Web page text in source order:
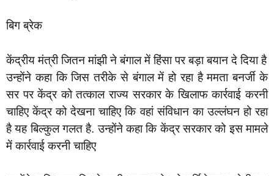
बिग ब्रेक
केंद्रीय मंत्री जितन मांझी ने बंगाल में हिंसा पर बड़ा बयान दे दिया है
उन्होंने कहा कि जिस तरीके से बंगाल में हो रहा है ममता बनर्जी के
सर पर केंद्र को तत्काल राज्य सरकार के खिलाफ कार्रवाई करनी
चाहिए केंद्र को देखना चाहिए कि वहां संविधान का उल्लंघन हो रहा
है यह बिल्कुल गलत है. उन्होंने कहा कि केंद्र सरकार को इस मामले
में कार्रवाई करनी चाहिए